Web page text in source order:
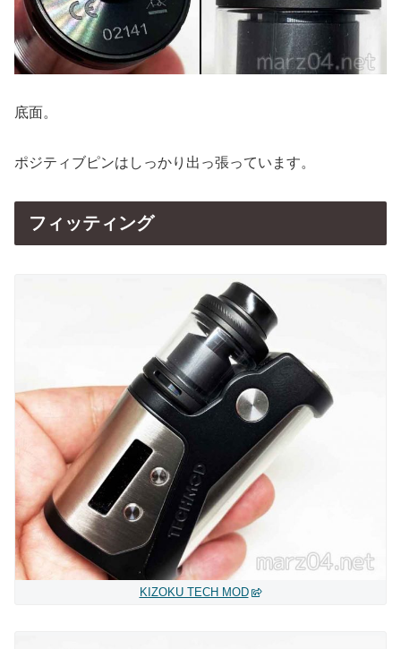
底面。
ポジティブピンはしっかり出っ張っています。
フィッティング
KIZOKU TECH MOD